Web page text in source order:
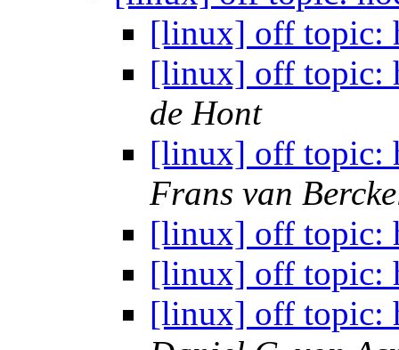
[linux] off topic:
[linux] off topic:
de Hont
[linux] off topic:
Frans van
[linux] off topic:
[linux] off topic:
[linux] off topic: